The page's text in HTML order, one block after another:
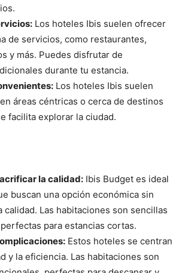
Los hoteles Ibis suelen ofrecer
de servicios, como restaurantes,
y más. Puedes disfrutar de
durante tu estancia.
Los hoteles Ibis suelen
áreas céntricas o cerca de destinos
facilita explorar la ciudad.
la calidad: Ibis Budget es ideal
buscan una opción económica sin
calidad. Las habitaciones son sencillas
para estancias cortas.
Estos hoteles se centran
y la eficiencia. Las habitaciones son